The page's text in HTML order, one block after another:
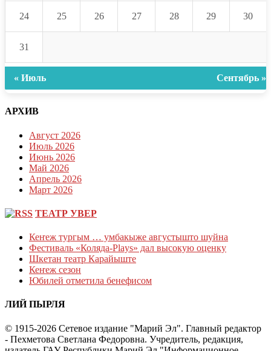
24 25 26 27 28 29 30
31
« Июль Сентябрь »
АРХИВ
Август 2026
Июль 2026
Июнь 2026
Май 2026
Апрель 2026
Март 2026
ТЕАТР УВЕР
Кеҥеж тургым … умбакыже августышто шуйна
Фестиваль «Коляда-Plays» дал высокую оценку
Шкетан театр Карайыште
Кеҥеж сезон
Юбилей отметила бенефисом
ЛИЙ ПЫРЛЯ
© 1915-2026 Сетевое издание "Марий Эл". Главный редактор
- Пехметова Светлана Федоровна. Учредитель, редакция,